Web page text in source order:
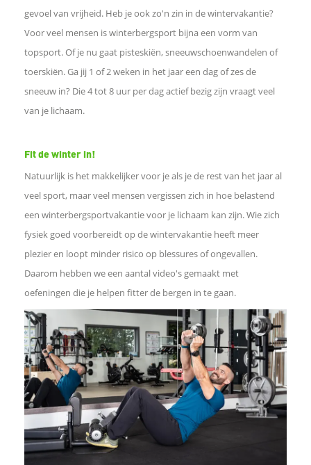
n
o
p
a
c
b
o
k
D
gevoel van vrijheid. Heb je ook zo'n zin in de wintervakantie?
Voor veel mensen is winterbergsport bijna een vorm van
topsport. Of je nu gaat pisteskiën, sneeuwschoenwandelen of
toerskiën. Ga jij 1 of 2 weken in het jaar een dag of zes de
sneeuw in? Die 4 tot 8 uur per dag actief bezig zijn vraagt veel
van je lichaam.
Fit de winter in!
Natuurlijk is het makkelijker voor je als je de rest van het jaar al
veel sport, maar veel mensen vergissen zich in hoe belastend
een winterbergsportvakantie voor je lichaam kan zijn. Wie zich
fysiek goed voorbereidt op de wintervakantie heeft meer
plezier en loopt minder risico op blessures of ongevallen.
Daarom hebben we een aantal video's gemaakt met
oefeningen die je helpen fitter de bergen in te gaan.